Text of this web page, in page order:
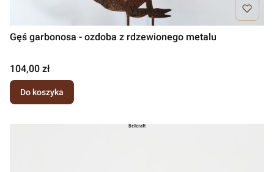
Gęś garbonosa - ozdoba z rdzewionego metalu
Cena
104,00 zł
Do koszyka